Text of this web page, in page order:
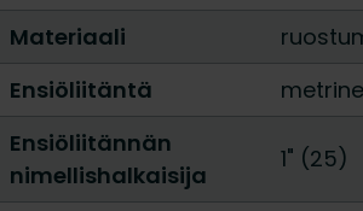
Materiaali
Ensiöliitäntä
Ensiöliitännän
nimellishalkaisija
1" (25)